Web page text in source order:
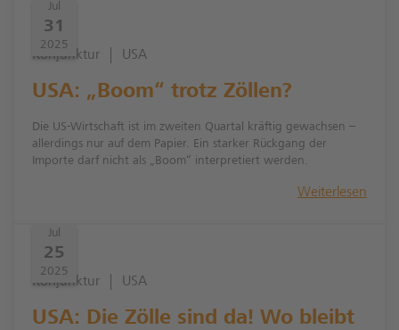
Jul
31
2025
Konjunktur USA
USA: „Boom“ trotz Zöllen?
Die US-Wirtschaft ist im zweiten Quartal kräftig gewachsen –
allerdings nur auf dem Papier. Ein starker Rückgang der
Importe darf nicht als „Boom“ interpretiert werden.
Weiterlesen
Jul
25
2025
Konjunktur USA
USA: Die Zölle sind da! Wo bleibt